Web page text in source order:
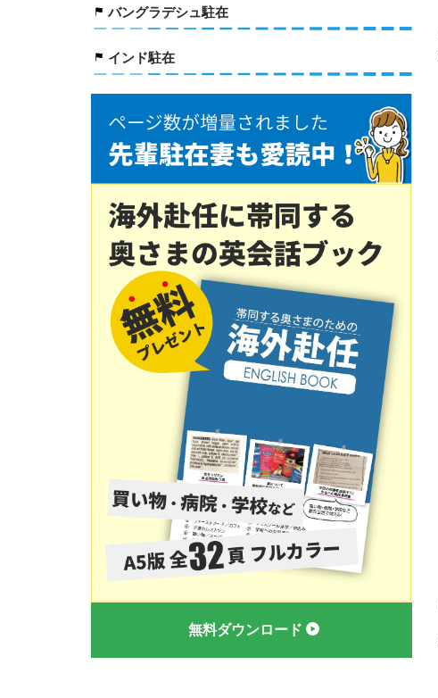
バングラデシュ駐在
インド駐在
無料ダウンロード